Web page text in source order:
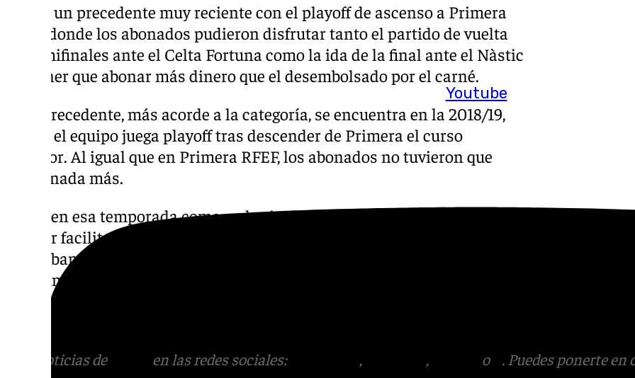
Youtube
Existe un precedente muy reciente con el playoff de ascenso a Primera
RFEF, donde los abonados pudieron disfrutar tanto el partido de vuelta
de semifinales ante el Celta Fortuna como la ida de la final ante el Nàstic
sin tener que abonar más dinero que el desembolsado por el carné.
Otro precedente, más acorde a la categoría, se encuentra en la 2018/19,
donde el equipo juega playoff tras descender de Primera el curso
anterior. Al igual que en Primera RFEF, los abonados no tuvieron que
pagar nada más.
Tanto en esa temporada como en la siguiente, hubo un apartado en el
dossier facilitado por el club para la campaña de abonos donde
indicaban que se incluirían los hipotéticos playoffs: «Todos los partidos
del primer equipo que se jueguen en el Estadio La Rosaleda, si renuevas
en el mes de junio estarán incluidos en el abono 18/19: Liga regular, Copa
Más noticias de en las redes sociales: , , o
. Puedes ponerte